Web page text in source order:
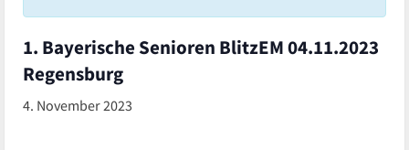
1. Bayerische Senioren BlitzEM 04.11.2023
Regensburg
4. November 2023